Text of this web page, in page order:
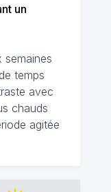
un
semaines
temps
avec
chauds
agitée